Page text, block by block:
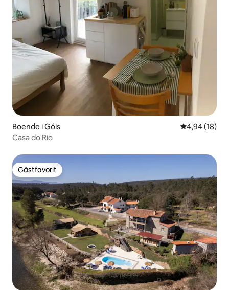
Boende i Góis 4,94 av 5 i
4,94 (18)
Casa do Rio
Gästfavorit
Gästfavorit